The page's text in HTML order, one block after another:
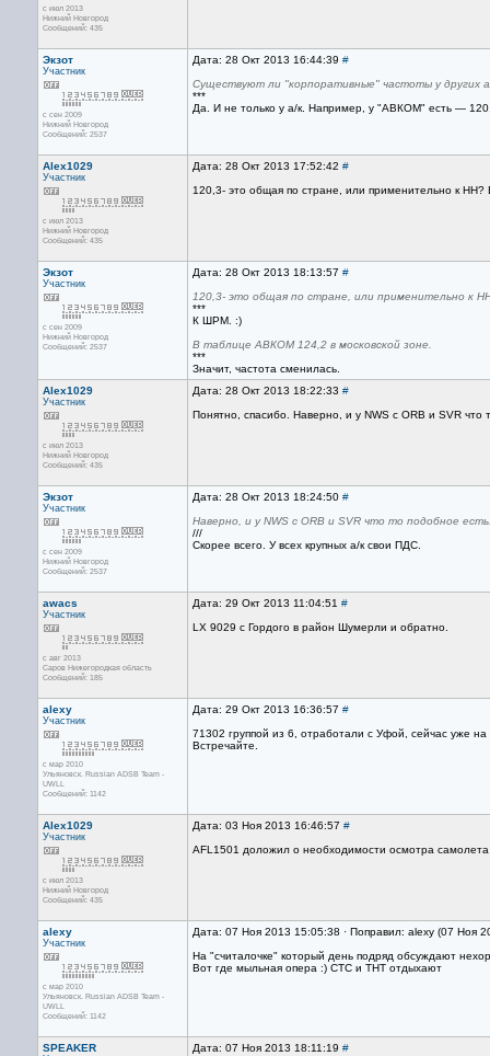
с июл 2013
Нижний Новгород
Сообщений: 435
Экзот
Участник
с сен 2009
Нижний Новгород
Сообщений: 2537
Дата: 28 Окт 2013 16:44:39 #
Существуют ли "корпоративные" частоты у других
***
Да. И не только у а/к. Например, у "АВКОМ" есть —
Alex1029
Участник
с июл 2013
Нижний Новгород
Сообщений: 435
Дата: 28 Окт 2013 17:52:42 #
120,3- это общая по стране, или применительно к
Экзот
Участник
с сен 2009
Нижний Новгород
Сообщений: 2537
Дата: 28 Окт 2013 18:13:57 #
120,3- это общая по стране, или применительно к
***
К ШРМ. :)
В таблице АВКОМ 124,2 в московской зоне.
***
Значит, частота сменилась.
Alex1029
Участник
с июл 2013
Нижний Новгород
Сообщений: 435
Дата: 28 Окт 2013 18:22:33 #
Понятно, спасибо. Наверно, и у NWS с ORB и SVR что
Экзот
Участник
с сен 2009
Нижний Новгород
Сообщений: 2537
Дата: 28 Окт 2013 18:24:50 #
Наверно, и у NWS с ORB и SVR что то подобное
///
Скорее всего. У всех крупных а/к свои ПДС.
awacs
Участник
с авг 2013
Саров Нижегородкая область
Сообщений: 185
Дата: 29 Окт 2013 11:04:51 #
LX 9029 c Гордого в район Шумерли и обратно.
alexy
Участник
с мар 2010
Ульяновск. Russian ADSB Team -
UWLL
Сообщений: 1142
Дата: 29 Окт 2013 16:36:57 #
71302 группой из 6, отработали с Уфой, сейчас уже
Встречайте.
Alex1029
Участник
с июл 2013
Нижний Новгород
Сообщений: 435
Дата: 03 Ноя 2013 16:46:57 #
AFL1501 доложил о необходимости осмотра
alexy
Участник
с мар 2010
Ульяновск. Russian ADSB Team -
UWLL
Сообщений: 1142
Дата: 07 Ноя 2013 15:05:38 · Поправил: alexy (07 Ноя
На "считалочке" который день подряд обсуждают
Вот где мыльная опера :) СТС и ТНТ отдыхают
SPEAKER Дата: 07 Ноя 2013 18:11:19 #